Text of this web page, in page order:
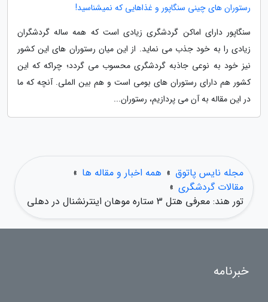
رستوران های چینی سنگاپور و غذاهایی که نمیشناسید!
سنگاپور دارای اماکن گردشگری زیادی است که همه ساله گردشگران
زیادی را به خود جذب می نماید. از این میان رستوران های این کشور
نیز خود به نوعی جاذبه گردشگری محسوب می گردد؛ چراکه که این
کشور هم دارای رستوران های بومی است و هم بین الملی. آنچه که ما
در این مقاله به آن می پردازیم، رستوران...
مجله نایس پاتوق » همه اخبار و مقاله ها »
مقالات گردشگری »
تور هند: معرفی هتل 3 ستاره موهان اینترنشنال در دهلی
خبرنامه